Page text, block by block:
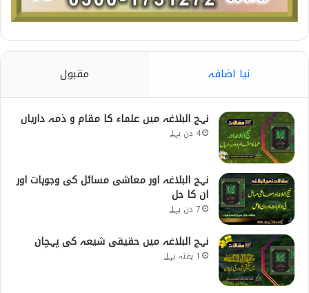
نیا اضافہ مقبول
نہج البلاغہ میں علماء کا مقام و ذمہ داریاں
4 دن پہلے
نہج البلاغہ اور معاشی مسائل کی وجوہات اور
ان کا حل
7 دن پہلے
نہج البلاغہ میں حقیقی شیعہ کی پہچان
1 ہفتہ پہلے